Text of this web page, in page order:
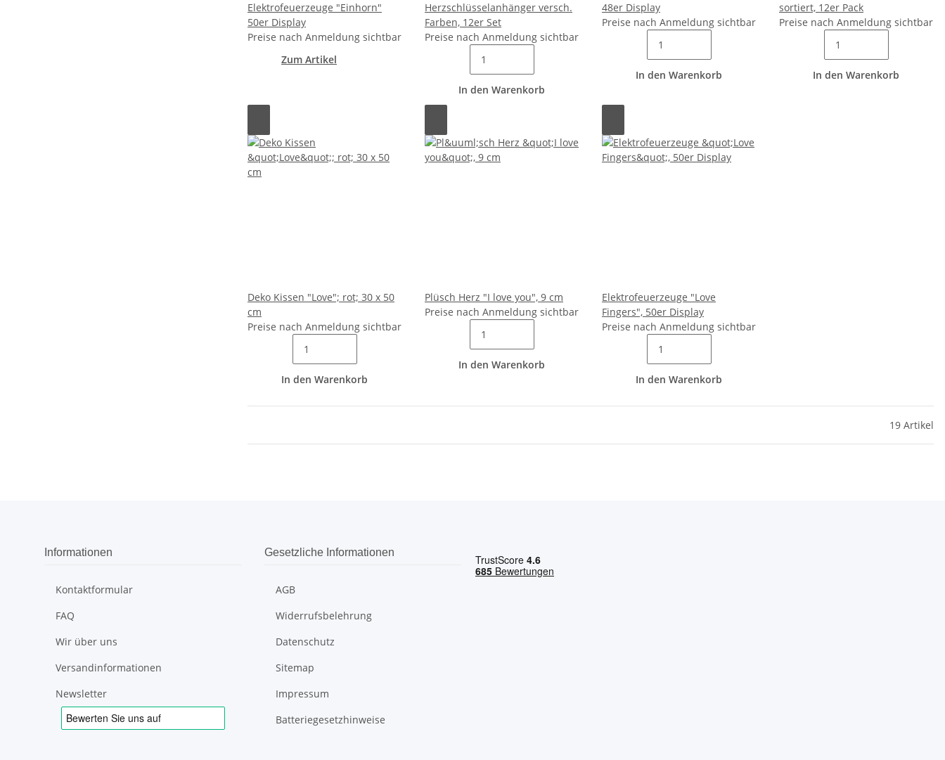
Elektrofeuerzeuge "Einhorn"
50er Display
Preise nach Anmeldung sichtbar
Zum Artikel
Herzschlüsselanhänger versch.
Farben, 12er Set
Preise nach Anmeldung sichtbar
In den Warenkorb
48er Display
Preise nach Anmeldung sichtbar
In den Warenkorb
sortiert, 12er Pack
Preise nach Anmeldung sichtbar
In den Warenkorb
Deko Kissen "Love"; rot; 30 x 50
cm
Preise nach Anmeldung sichtbar
In den Warenkorb
Plüsch Herz "I love you", 9 cm
Preise nach Anmeldung sichtbar
In den Warenkorb
Elektrofeuerzeuge "Love
Fingers", 50er Display
Preise nach Anmeldung sichtbar
In den Warenkorb
19 Artikel
Informationen
Kontaktformular
FAQ
Wir über uns
Versandinformationen
Newsletter
Gesetzliche Informationen
AGB
Widerrufsbelehrung
Datenschutz
Sitemap
Impressum
Batteriegesetzhinweise